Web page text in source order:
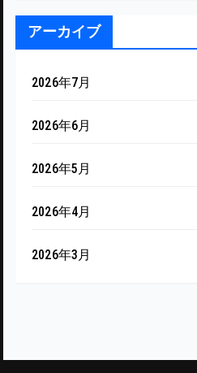
アーカイブ
2026年7月
2026年6月
2026年5月
2026年4月
2026年3月